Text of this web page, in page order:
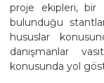
proje ekipleri, bir
bulunduğu
hususlar
danışmanlar
konusunda yol